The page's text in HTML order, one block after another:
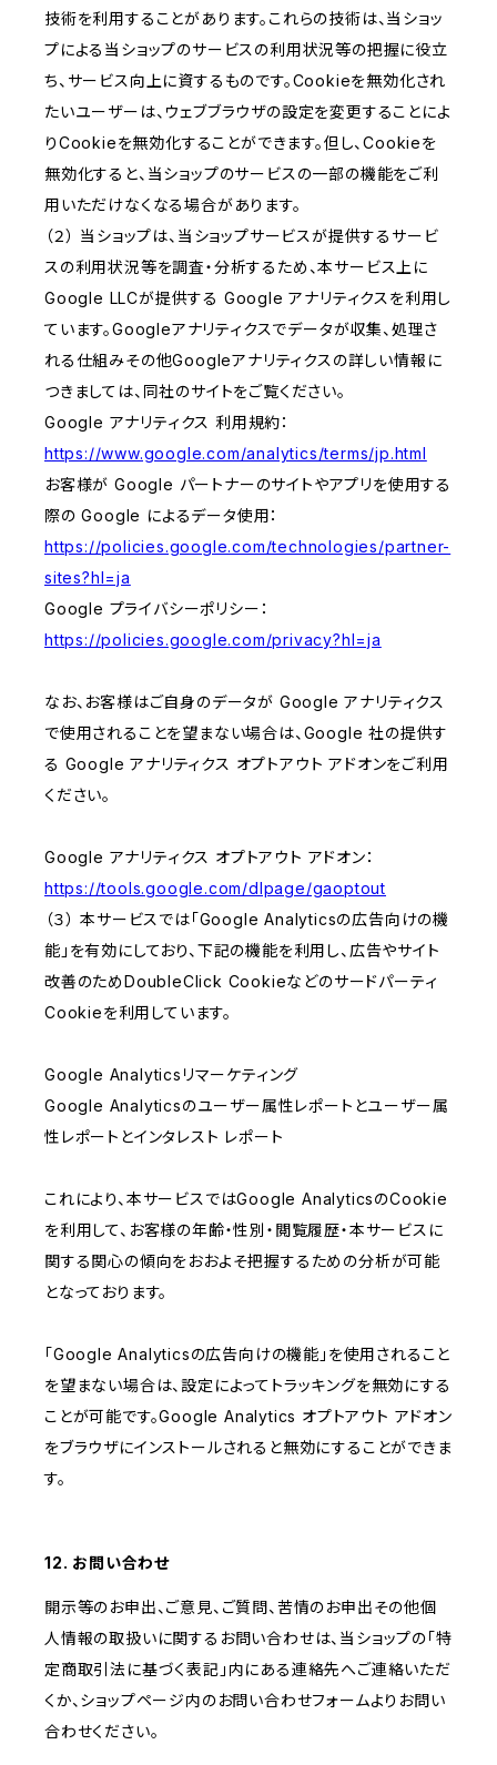
技術を利用することがあります。これらの技術は、当ショッ
プによる当ショップのサービスの利用状況等の把握に役立
ち、サービス向上に資するものです。Cookieを無効化され
たいユーザーは、ウェブブラウザの設定を変更することによ
りCookieを無効化することができます。但し、Cookieを
無効化すると、当ショップのサービスの一部の機能をご利
用いただけなくなる場合があります。
（２） 当ショップは、当ショップサービスが提供するサービ
スの利用状況等を調査・分析するため、本サービス上に
Google LLCが提供する Google アナリティクスを利用し
ています。Googleアナリティクスでデータが収集、処理さ
れる仕組みその他Googleアナリティクスの詳しい情報に
つきましては、同社のサイトをご覧ください。
Google アナリティクス 利用規約：
https://www.google.com/analytics/terms/jp.html
お客様が Google パートナーのサイトやアプリを使用する
際の Google によるデータ使用：
https://policies.google.com/technologies/partner-
sites?hl=ja
Google プライバシーポリシー：
https://policies.google.com/privacy?hl=ja
なお、お客様はご自身のデータが Google アナリティクス
で使用されることを望まない場合は、Google 社の提供す
る Google アナリティクス オプトアウト アドオンをご利用
ください。
Google アナリティクス オプトアウト アドオン：
https://tools.google.com/dlpage/gaoptout
（３） 本サービスでは「Google Analyticsの広告向けの機
能」を有効にしており、下記の機能を利用し、広告やサイト
改善のためDoubleClick Cookieなどのサードパーティ
Cookieを利用しています。
Google Analyticsリマーケティング
Google Analyticsのユーザー属性レポートとユーザー属
性レポートとインタレスト レポート
これにより、本サービスではGoogle AnalyticsのCookie
を利用して、お客様の年齢・性別・閲覧履歴・本サービスに
関する関心の傾向をおおよそ把握するための分析が可能
となっております。
「Google Analyticsの広告向けの機能」を使用されること
を望まない場合は、設定によってトラッキングを無効にする
ことが可能です。Google Analytics オプトアウト アドオン
をブラウザにインストールされると無効にすることができま
す。
12. お問い合わせ
開示等のお申出、ご意見、ご質問、苦情のお申出その他個
人情報の取扱いに関するお問い合わせは、当ショップの「特
定商取引法に基づく表記」内にある連絡先へご連絡いただ
くか、ショップページ内のお問い合わせフォームよりお問い
合わせください。